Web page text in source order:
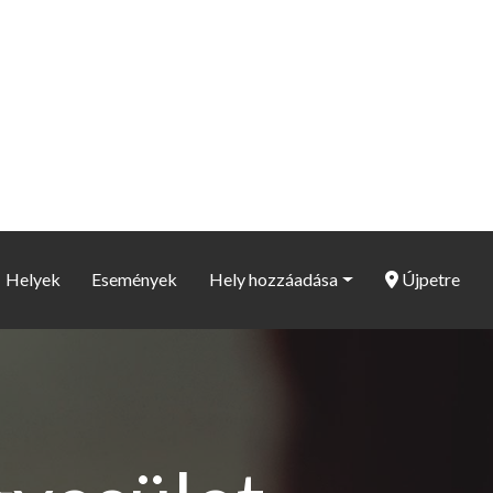
Helyek Események Hely hozzáadása Újpetre